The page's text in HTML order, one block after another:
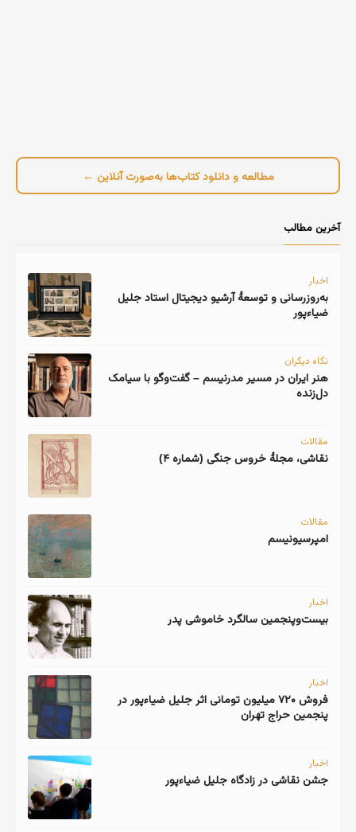
مطالعه و دانلود کتاب‌ها به‌صورت آنلاین ←
آخرین مطالب
اخبار
به‌روزرسانی و توسعهٔ آرشیو دیجیتال استاد جلیل
ضیاءپور
نگاه دیگران
هنر ایران در مسیر مدرنیسم – گفت‌وگو با سیامک
دل‌زنده
مقالات
نقاشی، مجلهٔ خروس جنگی (شماره ۴)
مقالات
امپرسیونیسم
اخبار
اخبار
فروش ۷۲۰ میلیون تومانی اثر جلیل ضیاءپور در
پنجمین حراج تهران
اخبار
جشن نقاشی در زادگاه جلیل ضیاءپور